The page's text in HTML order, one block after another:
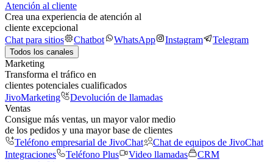
Atención al cliente
Crea una experiencia de atención al
cliente excepcional
Chat para sitios
Chatbot WhatsApp Instagram Telegram
Todos los canales
Marketing
Transforma el tráfico en
clientes potenciales cualificados
JivoMarketing
Devolución de llamadas
Ventas
Consigue más ventas, un mayor valor medio
de los pedidos y una mayor base de clientes
Teléfono empresarial de JivoChat
Chat de equipos de JivoChat
Integraciones
Teléfono Plus Video llamadas
CRM